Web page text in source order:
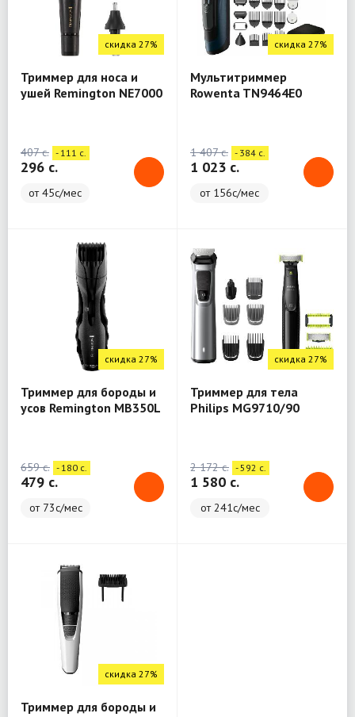
скидка 27%
Триммер для носа и
ушей Remington NE7000
407 c. - 111 c.
296 c.
от 45с/мес
скидка 27%
Мультитриммер
Rowenta TN9464E0
1 407 c. - 384 c.
1 023 c.
от 156с/мес
скидка 27%
Триммер для бороды и
усов Remington MB350L
659 c. - 180 c.
479 c.
от 73с/мес
скидка 27%
Триммер для тела
Philips MG9710/90
2 172 c. - 592 c.
1 580 c.
от 241с/мес
скидка 27%
Триммер для бороды и